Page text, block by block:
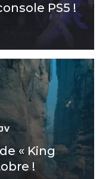
PS5 !
« King
!